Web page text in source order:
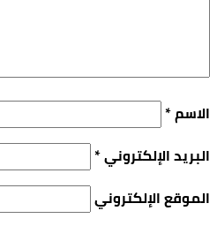
الاسم*
البريد الإلكتروني*
الموقع الإلكتروني